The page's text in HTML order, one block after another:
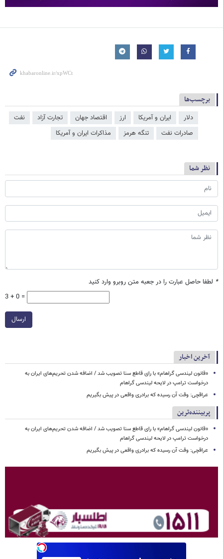
برچسب‌ها
دلار ایران و آمریکا ارز اقتصاد جهان تجارت آزاد
نفت
صادرات نفت
تنگه هرمز مذاکرات ایران و آمریکا
نظر شما
* لطفا حاصل عبارت را در جعبه متن روبرو وارد کنید
3 + 0 =
ارسال
آخرین اخبار
«قانون لیندسی گراهام» با رای قاطع سنا تصویب شد / اضافه شدن تحریم‌های ایران به
درخواست ترامپ در لایحه لیندسی گراهام
عراقچی: وقت آن رسیده که برادری واقعی در پیش بگیریم
پربیننده‌ترین
«قانون لیندسی گراهام» با رای قاطع سنا تصویب شد / اضافه شدن تحریم‌های ایران به
درخواست ترامپ در لایحه لیندسی گراهام
عراقچی: وقت آن رسیده که برادری واقعی در پیش بگیریم